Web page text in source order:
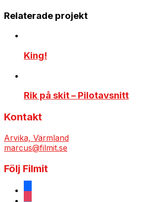
Relaterade projekt
King!
Rik på skit – Pilotavsnitt
Kontakt
Arvika, Värmland
marcus@filmit.se
Följ Filmit
facebook
instagram